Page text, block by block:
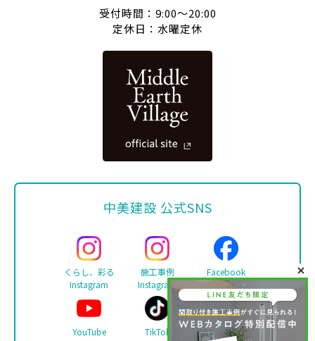
受付時間：9:00〜20:00
定休日：水曜定休
中美建設 公式SNS
くらし、彩る
Instagram
施工事例
Instagram
Facebook
YouTube TikTok LINE